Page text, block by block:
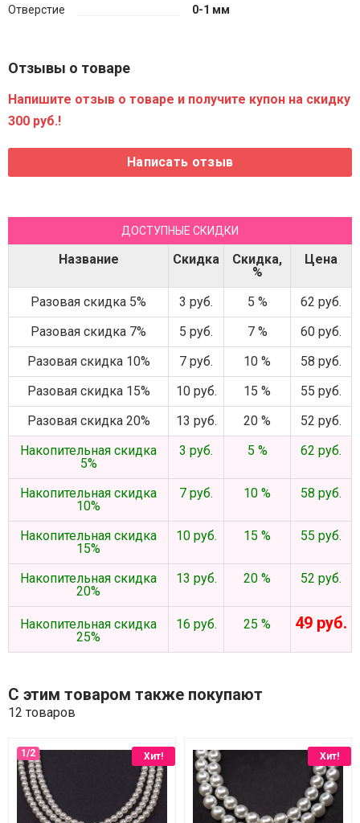
Отверстие 0-1 мм
Отзывы о товаре
Напишите отзыв о товаре и получите купон на скидку
300 руб.!
ДОСТУПНЫЕ СКИДКИ
Название Скидка
Скидка,
%
Цена
Разовая скидка 5% 3 руб. 5 %
62 руб.
Разовая скидка 7%
5 руб. 7 %
60 руб.
Разовая скидка 10%
7 руб. 10 %
58 руб.
Разовая скидка 15%
10 руб. 15 %
55 руб.
Разовая скидка 20%
13 руб. 20 %
52 руб.
Накопительная скидка
5%
3 руб. 5 % 62 руб.
Накопительная скидка
10%
7 руб. 10 % 58 руб.
Накопительная скидка
15%
10 руб. 15 % 55 руб.
Накопительная скидка
20%
13 руб. 20 % 52 руб.
Накопительная скидка
25%
16 руб. 25 % 49 руб.
С этим товаром также покупают
12 товаров
Хит! Хит!